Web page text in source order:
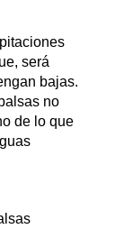
será
bajas.
no
de lo que